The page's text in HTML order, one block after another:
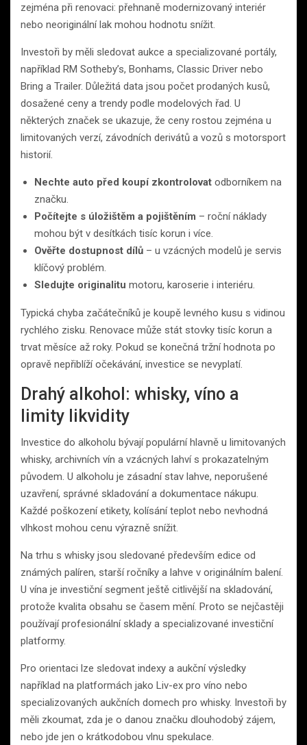
zejména při renovaci: přehnaně modernizovaný interiér
nebo neoriginální lak mohou hodnotu snížit.
Investoři by měli sledovat aukce a specializované portály,
například RM Sotheby’s, Bonhams, Classic Driver nebo
Bring a Trailer. Důležitá data jsou počet prodaných kusů,
dosažené ceny a trendy podle modelových řad. U
některých značek se ukazuje, že ceny rostou zejména u
limitovaných verzí, závodních derivátů a vozů s motorsport
historií.
Nechte auto před koupí zkontrolovat odborníkem na
značku.
Počítejte s úložištěm a pojištěním – roční náklady
mohou být v desítkách tisíc korun i více.
Ověřte dostupnost dílů – u vzácných modelů je servis
klíčový problém.
Sledujte originalitu motoru, karoserie i interiéru.
Typická chyba začátečníků je koupě levného kusu s vidinou
rychlého zisku. Renovace může stát stovky tisíc korun a
trvat měsíce až roky. Pokud se konečná tržní hodnota po
opravě nepřiblíží očekávání, investice se nevyplatí.
Drahý alkohol: whisky, víno a
limity likvidity
Investice do alkoholu bývají populární hlavně u limitovaných
whisky, archivních vín a vzácných lahví s prokazatelným
původem. U alkoholu je zásadní stav lahve, neporušené
uzavření, správné skladování a dokumentace nákupu.
Každé poškození etikety, kolísání teplot nebo nevhodná
vlhkost mohou cenu výrazně snížit.
Na trhu s whisky jsou sledované především edice od
známých palíren, starší ročníky a lahve v originálním balení.
U vína je investiční segment ještě citlivější na skladování,
protože kvalita obsahu se časem mění. Proto se nejčastěji
používají profesionální sklady a specializované investiční
platformy.
Pro orientaci lze sledovat indexy a aukční výsledky
například na platformách jako Liv-ex pro víno nebo
specializovaných aukčních domech pro whisky. Investoři by
měli zkoumat, zda je o danou značku dlouhodobý zájem,
nebo jde jen o krátkodobou vlnu spekulace.